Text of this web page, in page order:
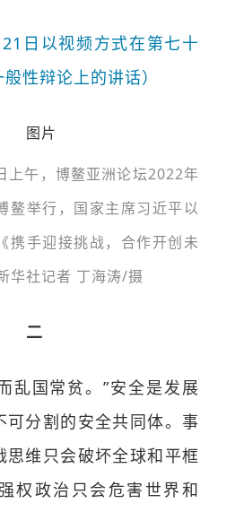
21日以视频方式在第七十
性辩论上的讲话）
上午，博鳌亚洲论坛2022年
鳌举行，国家主席习近平以
携手迎接挑战，合作开创未
华社记者 丁海涛/摄
二
乱国常贫。”安全是发展
可分割的安全共同体。事
思维只会破坏全球和平框
权政治只会危害世界和